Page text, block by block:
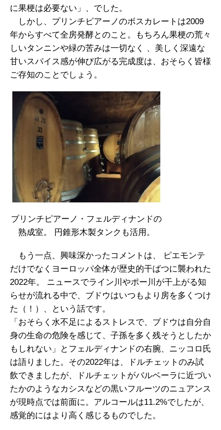
に果梗は必要ない」、でした。
しかし、プリンチピアーノのボスカレートは2009
年からすべて全房発酵とのこと。もちろん果梗の荒々
しいタンニンや緑の苦みは一切なく 、美しく深遠な
甘いスパイス感が伸び広がる完成度は、おそらく皆様
ご存知のことでしょう。
プリンチピアーノ・フェルディナンドの
熟成室。 円錐形木製タンクも活用。
もう一点、興味深かったコメントは、 ピエモンテ
だけでなくヨーロッパ全体が歴史的干ばつに襲われた
2022年。 ニュースでライン川やポー川が干上がる知
らせが流れる中で、ブドウはいつもより房を多くつけ
た（！）、という話です。
「おそらく水不足によるストレスで、ブドウは自分自
身の生命の危険を感じて、子孫を多く残そうとしたか
もしれない」とフェルディナンドの右腕、ニッコロ氏
は語りました。その2022年は、ドルチェットのみ試
飲できましたが、ドルチェットがバルベーラに近づい
たかのようなカシスなどの黒いフルーツのニュアンス
が現時点では前面に。アルコールは11.2%でしたが、
感覚的にはより高く感じるものでした。